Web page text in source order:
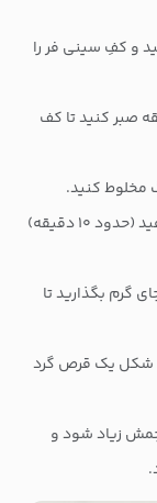
گرم کنید و کفِ سینی فر را
مخمر را مخلوط کنید و ۵–۱۰ دقیقه صبر کنید تا کف
مخلوط کنید.
مخمر فعال و روغن را اضافه کنید و خمیر را ورز دهید (حدود ۱۰ دقیقه)
بپوشانید و ۱ ساعت در جای گرم بگذارید تا
شکل یک قرص گرد
تا حجمش زیاد شود و